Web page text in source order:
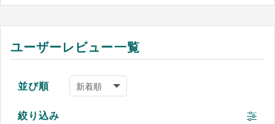
ユーザーレビュー一覧
並び順
絞り込み